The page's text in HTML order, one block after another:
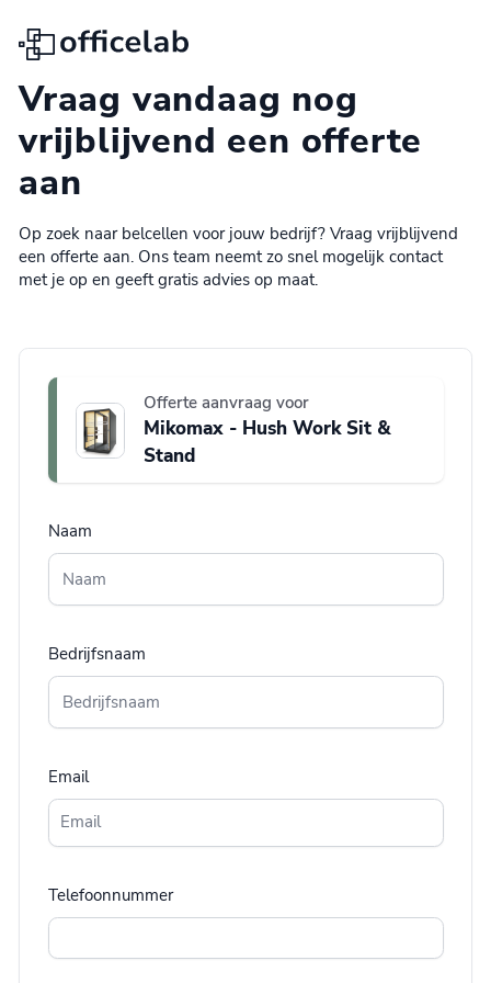
Officelab
Vraag vandaag nog
vrijblijvend een offerte
aan
Op zoek naar belcellen voor jouw bedrijf? Vraag vrijblijvend
een offerte aan. Ons team neemt zo snel mogelijk contact
met je op en geeft gratis advies op maat.
Offerte aanvraag voor
Mikomax - Hush Work Sit &
Stand
Naam
Bedrijfsnaam
Email
Telefoonnummer